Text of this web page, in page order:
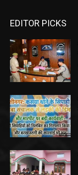
EDITOR PICKS